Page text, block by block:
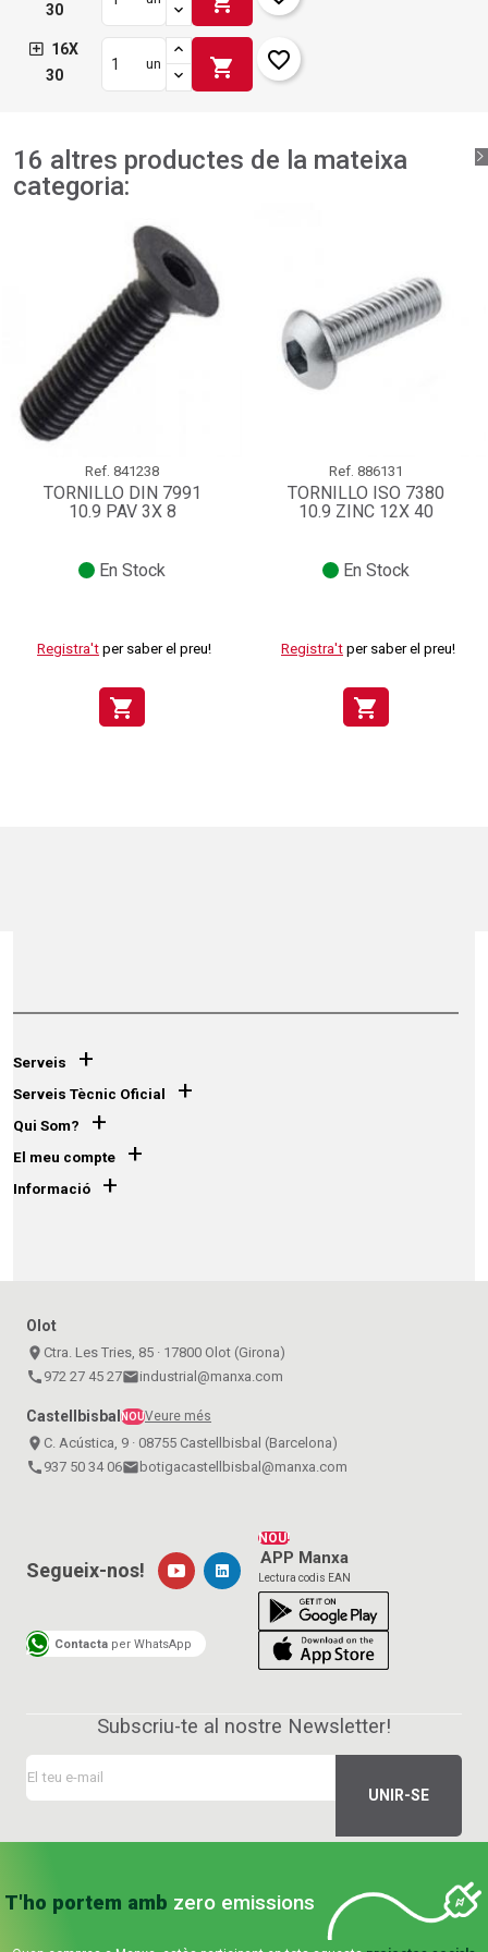
30
16X
30
un shopping_cart favorite_border
16 altres productes de la mateixa
categoria:
Ref. 841238
TORNILLO DIN 7991
10.9 PAV 3X 8
En Stock
Registra't per saber el preu!
shopping_cart
Ref. 886131
TORNILLO ISO 7380
10.9 ZINC 12X 40
En Stock
Registra't per saber el preu!
shopping_cart
Serveis +
Serveis Tècnic Oficial +
Qui Som? +
El meu compte +
Informació +
Olot
place Ctra. Les Tries, 85 · 17800 Olot (Girona)
call 972 27 45 27emailindustrial@manxa.com
CastellbisbalNOUVeure més
place C. Acústica, 9 · 08755 Castellbisbal (Barcelona)
call 937 50 34 06emailbotigacastellbisbal@manxa.com
NOU!
APP Manxa
Lectura codis EAN
Segueix-nos!
Contacta per WhatsApp
Subscriu-te al nostre Newsletter!
T'ho portem amb zero emissions